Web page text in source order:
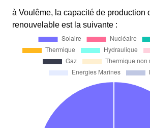
à Voulême, la capacité de production
renouvelable est la suivante :